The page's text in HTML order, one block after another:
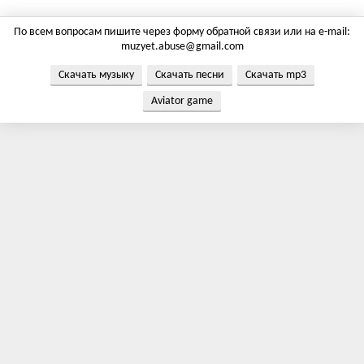
По всем вопросам пишите через форму обратной связи или на e-mail:
muzyet.abuse@gmail.com
Скачать музыку Скачать песни Скачать mp3
Aviator game